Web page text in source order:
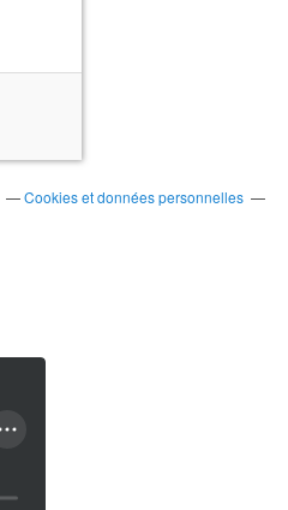
Cookies et données personnelles